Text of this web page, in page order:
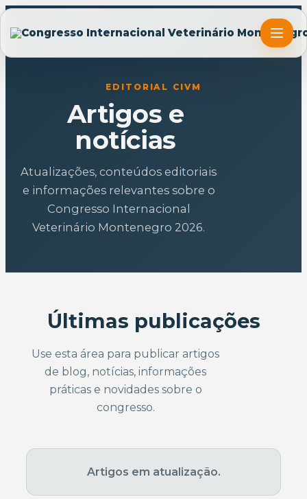
EDITORIAL CIVM
Artigos e
notícias
Atualizações, conteúdos editoriais
e informações relevantes sobre o
Congresso Internacional
Veterinário Montenegro 2026.
Últimas publicações
Use esta área para publicar artigos
de blog, notícias, informações
práticas e novidades sobre o
congresso.
Artigos em atualização.